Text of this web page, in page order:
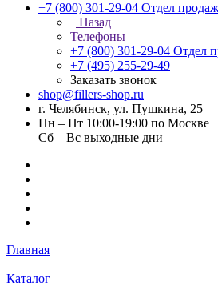
+7 (800) 301-29-04 Отдел продаж
Назад
Телефоны
+7 (800) 301-29-04 Отдел
+7 (495) 255-29-49
Заказать звонок
shop@fillers-shop.ru
г. Челябинск, ул. Пушкина, 25
Пн – Пт 10:00-19:00 по Москве
Сб – Вс выходные дни
Главная
Каталог